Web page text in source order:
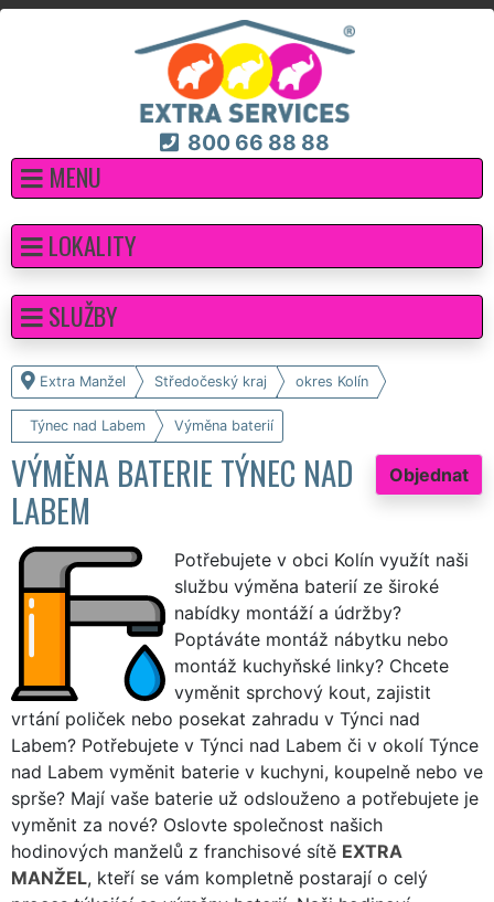
800 66 88 88
MENU
Extra Manžel Středočeský kraj okres Kolín
Týnec nad Labem Výměna baterií
Objednat
VÝMĚNA BATERIE TÝNEC NAD
LABEM
Potřebujete v obci Kolín využít naši
službu výměna baterií ze široké
nabídky montáží a údržby?
Poptáváte montáž nábytku nebo
montáž kuchyňské linky? Chcete
vyměnit sprchový kout, zajistit
vrtání poliček nebo posekat zahradu v Týnci nad
Labem? Potřebujete v Týnci nad Labem či v okolí Týnce
nad Labem vyměnit baterie v kuchyni, koupelně nebo ve
sprše? Mají vaše baterie už odslouženo a potřebujete je
vyměnit za nové? Oslovte společnost našich
hodinových manželů z franchisové sítě EXTRA
MANŽEL, kteří se vám kompletně postarají o celý
LOKALITY
SLUŽBY